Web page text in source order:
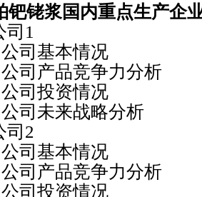
钯铑浆国内重点生产企
1
基本情况
品竞争力分析
投资情况
来战略分析
2
基本情况
品竞争力分析
投资情况